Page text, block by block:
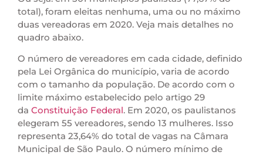
total), foram eleitas nenhuma, uma ou no máximo
duas vereadoras em 2020. Veja mais detalhes no
quadro abaixo.
O número de vereadores em cada cidade, definido
pela Lei Orgânica do município, varia de acordo
com o tamanho da população. De acordo com o
limite máximo estabelecido pelo artigo 29
da Constituição Federal. Em 2020, os paulistanos
elegeram 55 vereadores, sendo 13 mulheres. Isso
representa 23,64% do total de vagas na Câmara
Municipal de São Paulo. O número mínimo de